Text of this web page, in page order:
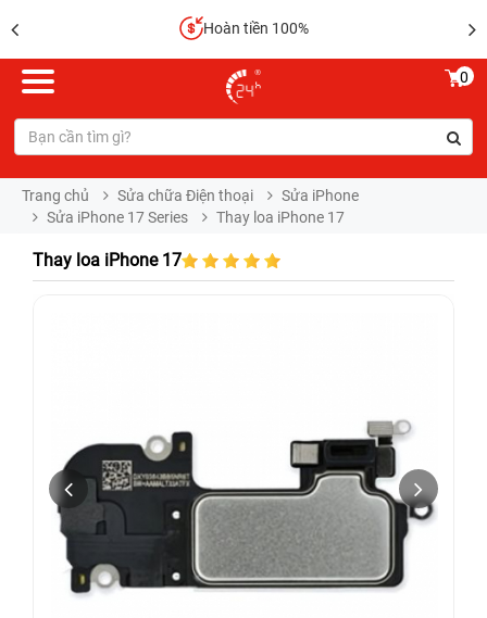
Hoàn tiền 100%
0
Trang chủ Sửa chữa Điện thoại
Sửa iPhone
Sửa iPhone 17 Series
Thay loa iPhone 17
Thay loa iPhone 17